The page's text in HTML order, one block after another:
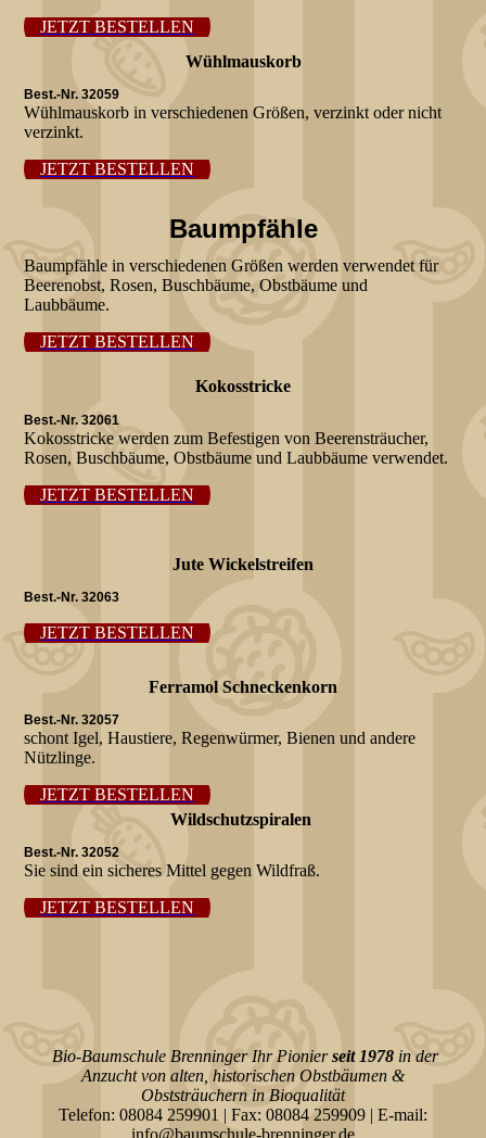
JETZT BESTELLEN
Wühlmauskorb
Best.-Nr. 32059
Wühlmauskorb in verschiedenen Größen, verzinkt oder nicht
verzinkt.
JETZT BESTELLEN
Baumpfähle
Baumpfähle in verschiedenen Größen werden verwendet für
Beerenobst, Rosen, Buschbäume, Obstbäume und
Laubbäume.
JETZT BESTELLEN
Kokosstricke
Best.-Nr. 32061
Kokosstricke werden zum Befestigen von Beerensträucher,
Rosen, Buschbäume, Obstbäume und Laubbäume verwendet.
JETZT BESTELLEN
Jute Wickelstreifen
Best.-Nr. 32063
JETZT BESTELLEN
Ferramol Schneckenkorn
Best.-Nr. 32057
schont Igel, Haustiere, Regenwürmer, Bienen und andere
Nützlinge.
JETZT BESTELLEN
Wildschutzspiralen
Best.-Nr. 32052
Sie sind ein sicheres Mittel gegen Wildfraß.
JETZT BESTELLEN
Bio-Baumschule Brenninger Ihr Pionierseit 1978 in der
Anzucht von alten, historischen Obstbäumen &
Obststräuchern in Bioqualität
Telefon: 08084 259901 | Fax: 08084 259909 | E-mail: